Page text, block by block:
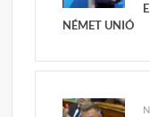
NÉMET UNIÓ